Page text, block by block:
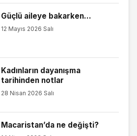
Güçlü aileye bakarken...
12 Mayıs 2026 Salı
Kadınların dayanışma
tarihinden notlar
28 Nisan 2026 Salı
Macaristan’da ne değişti?